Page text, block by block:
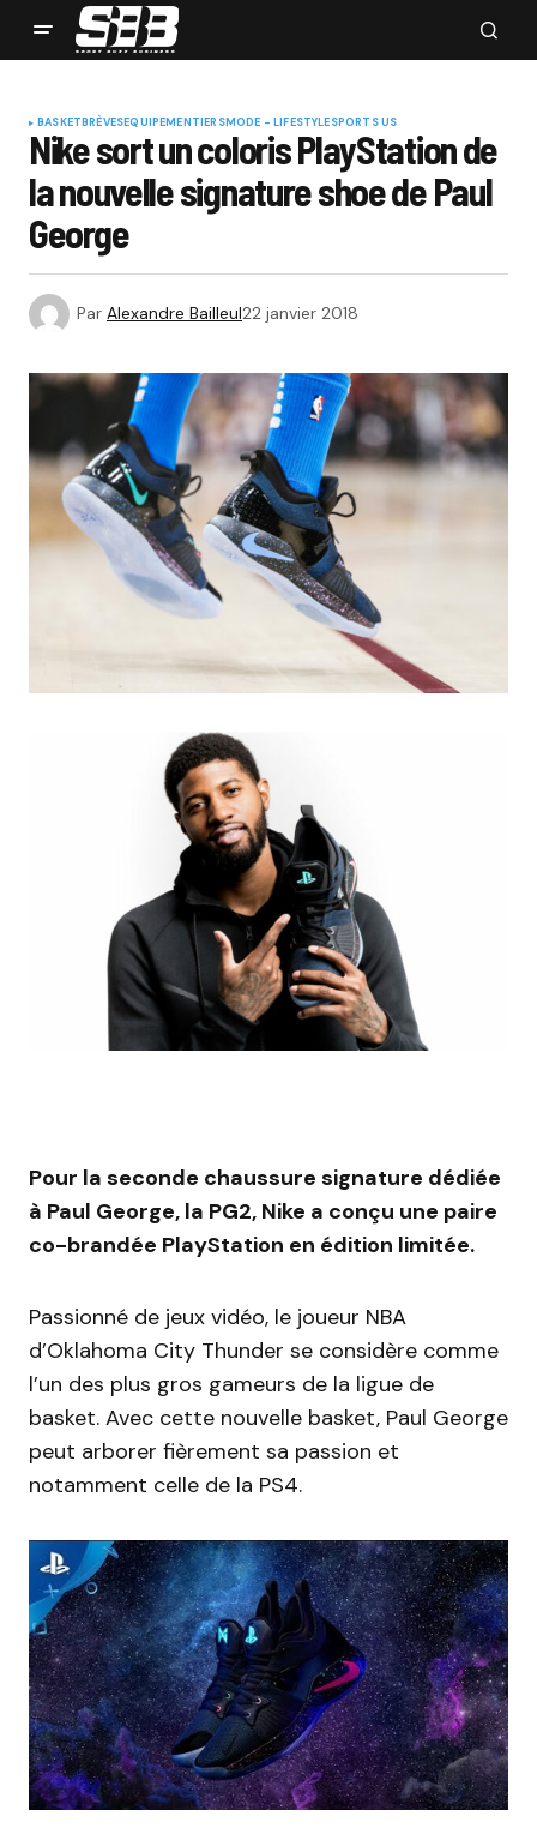
BASKETBRÈVESEQUIPEMENTIERSMODE - LIFESTYLESPORTS US
Nike sort un coloris PlayStation de
la nouvelle signature shoe de Paul
George
Par Alexandre Bailleul22 janvier 2018
Pour la seconde chaussure signature dédiée
à Paul George, la PG2, Nike a conçu une paire
co-brandée PlayStation en édition limitée.
Passionné de jeux vidéo, le joueur NBA
d’Oklahoma City Thunder se considère comme
l’un des plus gros gameurs de la ligue de
basket. Avec cette nouvelle basket, Paul George
peut arborer fièrement sa passion et
notamment celle de la PS4.